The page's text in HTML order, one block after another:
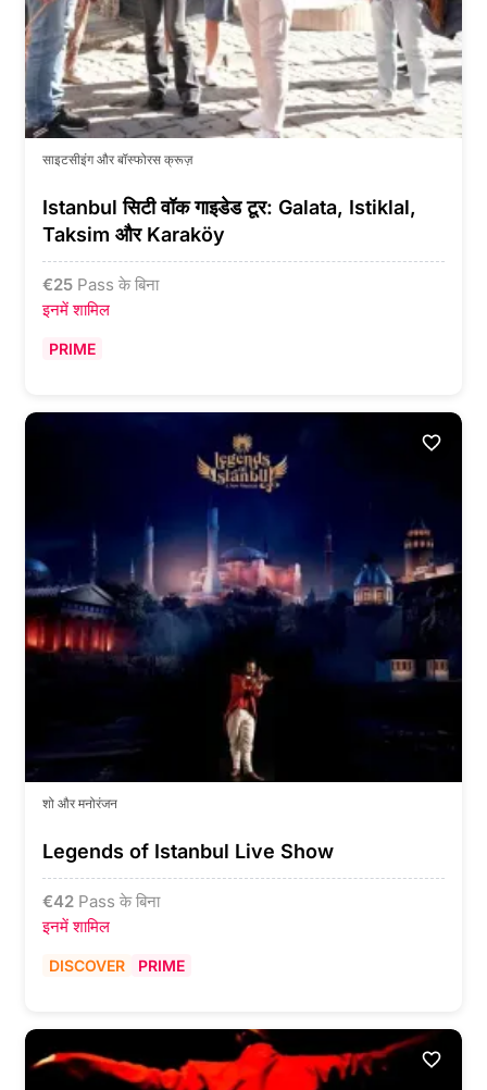
साइटसीइंग और बॉस्फोरस क्रूज़
Istanbul सिटी वॉक गाइडेड टूर: Galata, Istiklal,
Taksim और Karaköy
€25 Pass के बिना
इनमें शामिल
PRIME
शो और मनोरंजन
Legends of Istanbul Live Show
€42 Pass के बिना
इनमें शामिल
DISCOVER PRIME